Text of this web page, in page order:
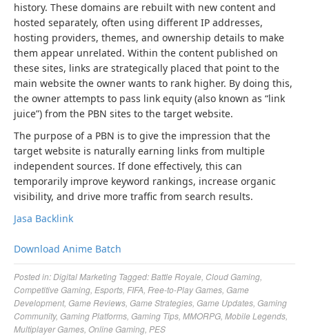
history. These domains are rebuilt with new content and
hosted separately, often using different IP addresses,
hosting providers, themes, and ownership details to make
them appear unrelated. Within the content published on
these sites, links are strategically placed that point to the
main website the owner wants to rank higher. By doing this,
the owner attempts to pass link equity (also known as “link
juice”) from the PBN sites to the target website.
The purpose of a PBN is to give the impression that the
target website is naturally earning links from multiple
independent sources. If done effectively, this can
temporarily improve keyword rankings, increase organic
visibility, and drive more traffic from search results.
Jasa Backlink
Download Anime Batch
Posted in:Digital Marketing Tagged:Battle Royale Cloud Gaming
Competitive Gaming Esports FIFA Free-to-Play Games Game
Development, Game Reviews Game Strategies Game Updates Gaming
Community, Gaming Platforms Gaming Tips MMORPG Mobile Legends
Multiplayer Games Online Gaming PES